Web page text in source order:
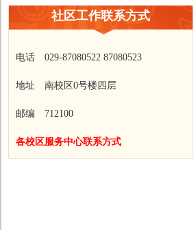
社区工作联系方式
电话 029-87080522 87080523
地址 南校区0号楼四层
邮编 712100
各校区服务中心联系方式